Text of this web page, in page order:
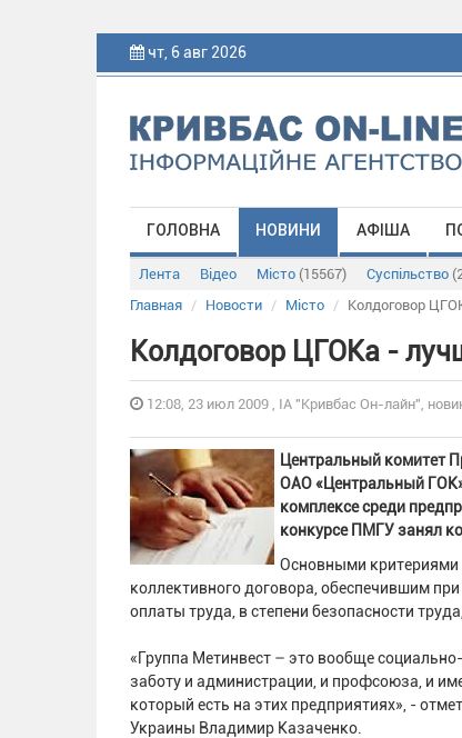
чт, 6 авг 2026
ГОЛОВНА НОВИНИ АФІША
Лента Відео Місто (15567) Суспільство
Главная
Новости Місто Колдоговор
Колдоговор ЦГОКа -
12:08, 23 июл 2009 , ІА "Кривбас Он-лайн",
Центральный комитет
ОАО «Центральный
комплексе среди
конкурсе ПМГУ занял
Основными критериями
коллективного договора, обеспечившим
оплаты труда, в степени безопасности
«Группа Метинвест – это вообще
заботу и администрации, и профсоюза, и
который есть на этих предприятиях», -
Украины Владимир Казаченко.